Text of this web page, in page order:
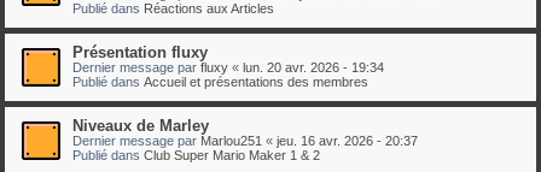
Publié dans Réactions aux Articles
Présentation fluxy
Dernier message par fluxy « lun. 20 avr. 2026 - 19:34
Publié dans Accueil et présentations des membres
Niveaux de Marley
Dernier message par Marlou251 « jeu. 16 avr. 2026 - 20:37
Publié dans Club Super Mario Maker 1 & 2